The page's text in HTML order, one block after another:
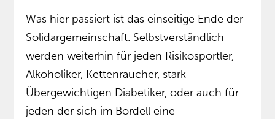
Was hier passiert ist das einseitige Ende der
Solidargemeinschaft. Selbstverständlich
werden weiterhin für jeden Risikosportler,
Alkoholiker, Kettenraucher, stark
Übergewichtigen Diabetiker, oder auch für
jeden der sich im Bordell eine